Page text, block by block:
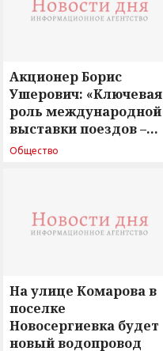
Акционер Борис
Ушерович: «Ключевая
роль международной
выставки поездов –
поиск ответов на
Общество
На улице Комарова в
поселке
Новосергиевка будет
новый водопровод